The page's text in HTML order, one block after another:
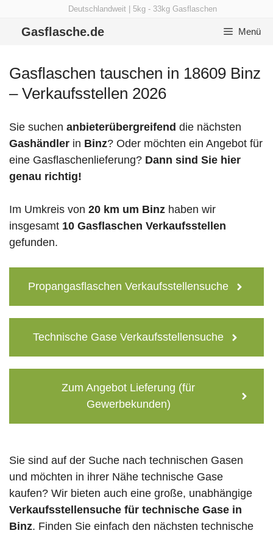
Deutschlandweit | 5kg - 33kg Gasflaschen
Gasflasche.de Menü
Gasflaschen tauschen in 18609 Binz
– Verkaufsstellen 2026
Sie suchen anbieterübergreifend die nächsten
Gashändler in Binz? Oder möchten ein Angebot für
eine Gasflaschenlieferung? Dann sind Sie hier
genau richtig!
Im Umkreis von 20 km um Binz haben wir
insgesamt 10 Gasflaschen Verkaufsstellen
gefunden.
Propangasflaschen Verkaufsstellensuche
Technische Gase Verkaufsstellensuche
Zum Angebot Lieferung (für
Gewerbekunden)
Sie sind auf der Suche nach technischen Gasen
und möchten in ihrer Nähe technische Gase
kaufen? Wir bieten auch eine große, unabhängige
Verkaufsstellensuche für technische Gase in
Binz. Finden Sie einfach den nächsten technische